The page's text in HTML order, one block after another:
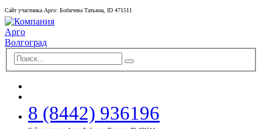
Сайт участника Арго: Бобичева Татьяна, ID 471511
8 (8442) 936196